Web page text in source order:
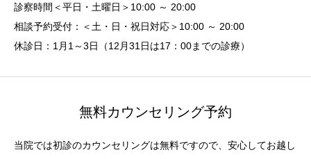
診察時間＜平日・土曜日＞10:00 ～ 20:00
相談予約受付：＜土・日・祝日対応＞10:00 ～ 20:00
休診日：1月1～3日（12月31日は17：00までの診療）
無料カウンセリング予約
当院では初診のカウンセリングは無料ですので、安心してお越し